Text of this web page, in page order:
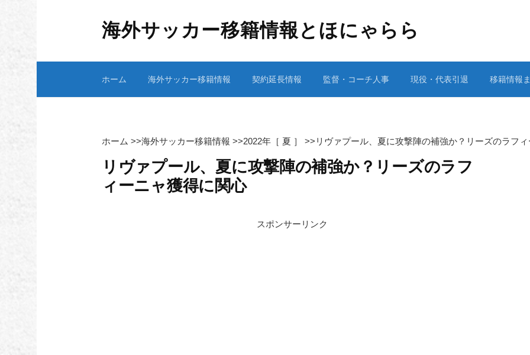
ス
海外サッカー移籍情報とほにゃらら
ホーム 海外サッカー移籍情報 契約延長情報 監督・コーチ人事 現役・代表引退 移籍情報
ホーム >>海外サッカー移籍情報 >>2022年［ 夏 ］ >> リヴァプール、夏に攻撃陣の補強か？リーズのラフ
リヴァプール、夏に攻撃陣の補強か？リーズのラフ
ィーニャ獲得に関心
スポンサーリンク